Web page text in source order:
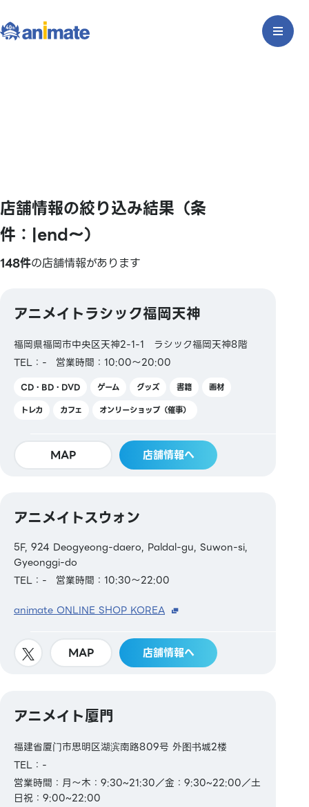
店舗情報の絞り込み結果（条
件：|end〜）
148件の店舗情報があります
アニメイトラシック福岡天神
福岡県福岡市中央区天神2-1-1 ラシック福岡天神8階
TEL：-
営業時間：10:00～20:00
CD・BD・DVD ゲーム グッズ 書籍
画材
トレカ
カフェ オンリーショップ（催事）
MAP 店舗情報へ
アニメイトスウォン
5F, 924 Deogyeong-daero, Paldal-gu, Suwon-si,
Gyeonggi-do
TEL：-
営業時間：10:30～22:00
animate ONLINE SHOP KOREA
MAP 店舗情報へ
アニメイト厦門
福建省厦门市思明区湖滨南路809号 外图书城2楼
TEL：-
営業時間：月～木：9:30~21:30／金：9:30~22:00／土
日祝：9:00~22:00